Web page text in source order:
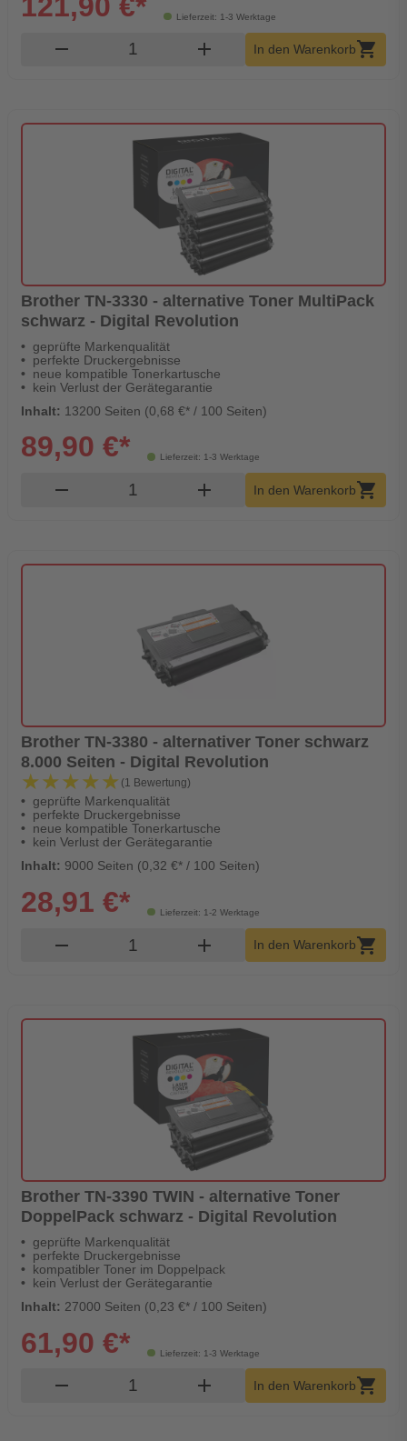
Lieferzeit: 1-3 Werktage
remove Produkt Warenkorb Menge
add In den Warenkorb shopping_cart
Brother TN-3330 - alternative Toner MultiPack
schwarz - Digital Revolution
geprüfte Markenqualität
perfekte Druckergebnisse
neue kompatible Tonerkartusche
kein Verlust der Gerätegarantie
Inhalt: 13200 Seiten (0,68 €* / 100 Seiten)
Lieferzeit: 1-3 Werktage
89,90 €*
remove Produkt Warenkorb Menge
add In den Warenkorbshopping_cart
Brother TN-3380 - alternativer Toner schwarz
8.000 Seiten - Digital Revolution
★★★★★
★★★★★ (1 Bewertung)
geprüfte Markenqualität
perfekte Druckergebnisse
neue kompatible Tonerkartusche
kein Verlust der Gerätegarantie
Inhalt: 9000 Seiten (0,32 €* / 100 Seiten)
Lieferzeit: 1-2 Werktage
28,91 €*
remove Produkt Warenkorb Menge
add In den Warenkorbshopping_cart
Brother TN-3390 TWIN - alternative Toner
DoppelPack schwarz - Digital Revolution
geprüfte Markenqualität
perfekte Druckergebnisse
kompatibler Toner im Doppelpack
kein Verlust der Gerätegarantie
Inhalt: 27000 Seiten (0,23 €* / 100 Seiten)
Lieferzeit: 1-3 Werktage
61,90 €*
remove Produkt Warenkorb Menge
add In den Warenkorbshopping_cart